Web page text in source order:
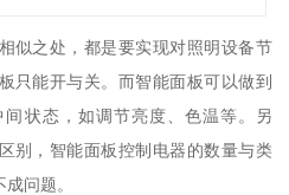
似之处，都是要实现对照明设备节
只能开与关。而智能面板可以做到
状态，如调节亮度、色温等。另
别，智能面板控制电器的数量与类
问题。